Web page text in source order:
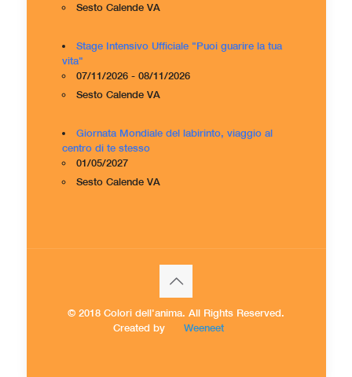
Sesto Calende VA
Stage Intensivo Ufficiale "Puoi guarire la tua
vita"
07/11/2026 - 08/11/2026
Sesto Calende VA
Giornata Mondiale del labirinto, viaggio al
centro di te stesso
01/05/2027
Sesto Calende VA
© 2018 Colori dell'anima. All Rights Reserved.
Created by
Weeneet